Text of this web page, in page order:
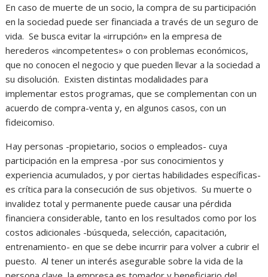
En caso de muerte de un socio, la compra de su participación
en la sociedad puede ser financiada a través de un seguro de
vida. Se busca evitar la «irrupción» en la empresa de
herederos «incompetentes» o con problemas económicos,
que no conocen el negocio y que pueden llevar a la sociedad a
su disolución. Existen distintas modalidades para
implementar estos programas, que se complementan con un
acuerdo de compra-venta y, en algunos casos, con un
fideicomiso.
Hay personas -propietario, socios o empleados- cuya
participación en la empresa -por sus conocimientos y
experiencia acumulados, y por ciertas habilidades específicas-
es crítica para la consecución de sus objetivos. Su muerte o
invalidez total y permanente puede causar una pérdida
financiera considerable, tanto en los resultados como por los
costos adicionales -búsqueda, selección, capacitación,
entrenamiento- en que se debe incurrir para volver a cubrir el
puesto. Al tener un interés asegurable sobre la vida de la